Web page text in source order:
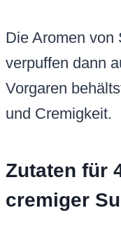
Die Aromen von
verpuffen dann
Vorgaren
und Cremigkeit.
Zutaten für
cremiger